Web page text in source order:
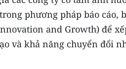
phương pháp báo cáo,
and Growth) để
và khả năng chuyển đổi